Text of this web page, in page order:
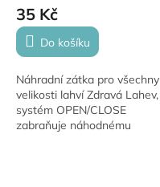
35 Kč
Do košíku
Náhradní zátka pro všechny
velikosti lahví Zdravá Lahev,
systém OPEN/CLOSE
zabraňuje náhodnému